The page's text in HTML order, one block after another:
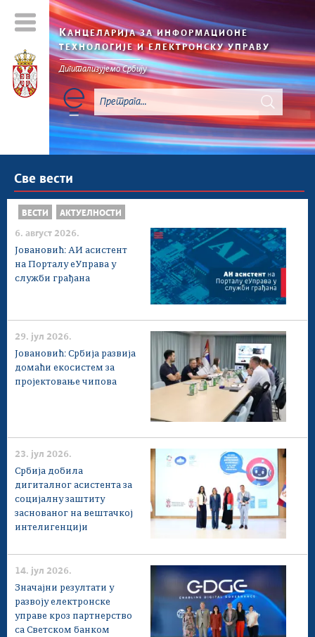
КАНЦЕЛАРИЈА ЗА ИНФОРМАЦИОНЕ
ТЕХНОЛОГИЈЕ И ЕЛЕКТРОНСКУ УПРАВУ
Дигитализујемо Србију
Све вести
ВЕСТИ АКТУЕЛНОСТИ
6. август 2026.
Јовановић: АИ асистент
на Порталу еУправа у
служби грађана
29. јул 2026.
Јовановић: Србија развија
домаћи екосистем за
пројектовање чипова
23. јул 2026.
Србија добила
дигиталног асистента за
социјалну заштиту
заснованог на вештачкој
интелигенцији
14. јул 2026.
Значајни резултати у
развоју електронске
управе кроз партнерство
са Светском банком